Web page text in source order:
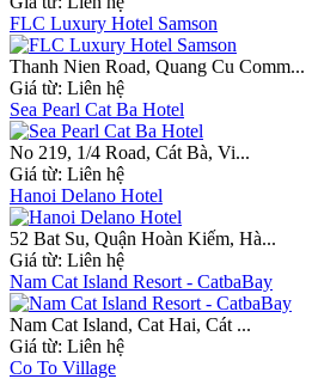
FLC Luxury Hotel Samson
Thanh Nien Road, Quang Cu Comm...
Giá từ: Liên hệ
Sea Pearl Cat Ba Hotel
No 219, 1/4 Road, Cát Bà, Vi...
Giá từ: Liên hệ
Hanoi Delano Hotel
52 Bat Su, Quận Hoàn Kiếm, Hà...
Giá từ: Liên hệ
Nam Cat Island Resort - CatbaBay
Nam Cat Island, Cat Hai, Cát ...
Giá từ: Liên hệ
Co To Village